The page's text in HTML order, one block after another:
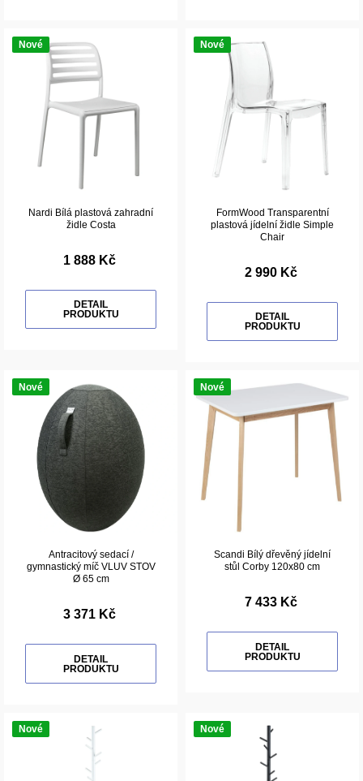
Nové
Nardi Bílá plastová zahradní
židle Costa
1 888 Kč
DETAIL
PRODUKTU
Nové
FormWood Transparentní
plastová jídelní židle Simple
Chair
2 990 Kč
DETAIL
PRODUKTU
Nové
Antracitový sedací /
gymnastický míč VLUV STOV
Ø 65 cm
3 371 Kč
DETAIL
PRODUKTU
Nové
Scandi Bílý dřevěný jídelní
stůl Corby 120x80 cm
7 433 Kč
DETAIL
PRODUKTU
Nové Nové